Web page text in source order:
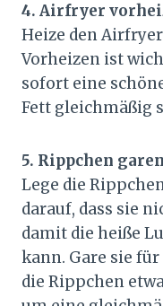
4. Airfryer
Heize den
Vorheizen ist
sofort eine
Fett gleichmäßig
5. Rippchen garen
Lege die
darauf, dass sie
damit die heiße
kann. Gare sie
die Rippchen